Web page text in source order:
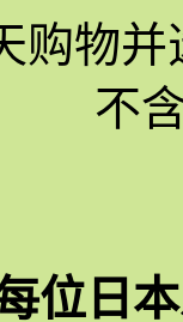
购物
不
位日